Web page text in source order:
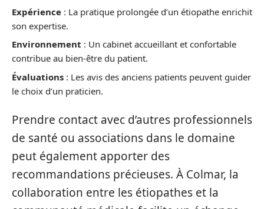
Expérience : La pratique prolongée d’un étiopathe enrichit
son expertise.
Environnement : Un cabinet accueillant et confortable
contribue au bien-être du patient.
Évaluations : Les avis des anciens patients peuvent guider
le choix d’un praticien.
Prendre contact avec d’autres professionnels
de santé ou associations dans le domaine
peut également apporter des
recommandations précieuses. À Colmar, la
collaboration entre les étiopathes et la